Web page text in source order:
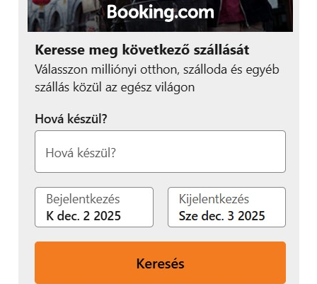
legtöbben az oldalfali készülékekre gondolkodnak,
mert ezek a legelterjedtebbek a lakosság körében
kedvező bekerülési áruk miatt. Azonban, ha olyan
megoldást szeretnénk, ami kevésbé feltűnő, a
légcsatornás és kazettás készülékek a
legdiszkrétebbek, emellett kis helyet foglalnak,
azonban ezekhez álmennyezetre van szükség. Az
elmúlt évtizedekben egyre népszerűbbé váló rejtett
LED szalagokkal, akár fa és beton alkalmazásával
izgalmasabbá tett ál- és valós mennyezet
kialakításokkal az ilyen klímakészülékek
betervezése már könnyedén megvalósítható.
Mindössze kb. 25cm magasságra van szükség a
beltéri egységnek a plafonban a kazettás
készülékeknél, míg a légcsatornás beltérik ennél is
kevesebb, akár 20 cm-es helyre is beilleszthetők.